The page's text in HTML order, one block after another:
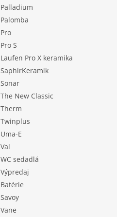
Palladium
Palomba
Pro
Pro S
Laufen Pro X keramika
SaphirKeramik
Sonar
The New Classic
Therm
Twinplus
Uma-E
Val
WC sedadlá
Výpredaj
Batérie
Savoy
Vane